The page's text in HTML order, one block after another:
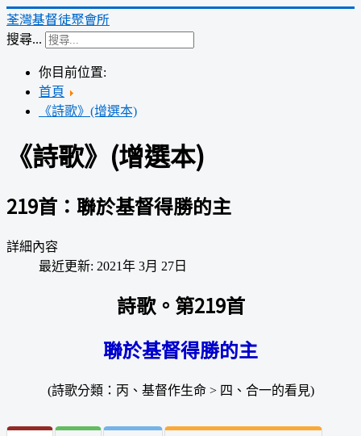
荃灣基督徒聚會所
搜尋...
你目前位置:
首頁
《詩歌》(增選本)
《詩歌》(增選本)
219首：聯於基督得勝的主
詳細內容
最近更新: 2021年 3月 27日
詩歌。第219首
聯於基督得勝的主
(詩歌分類：丙、基督作生命 > 四、合一的看見)